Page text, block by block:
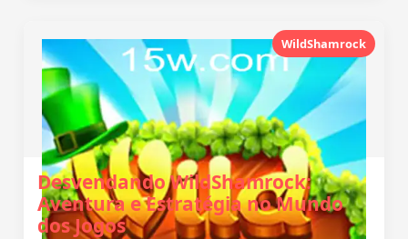
WildShamrock
Desvendando WildShamrock:
Aventura e Estratégia no Mundo
dos Jogos